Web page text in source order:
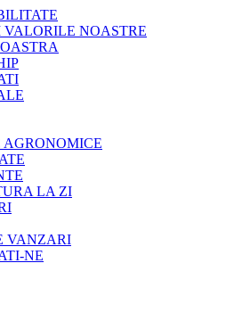
VALORILE NOASTRE
AGRONOMICE
LA ZI
VANZARI
NE